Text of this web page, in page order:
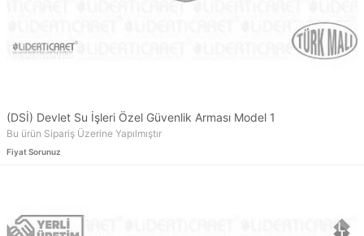
(DSİ) Devlet Su İşleri Özel Güvenlik Arması Model 1
Bu ürün Sipariş Üzerine Yapılmıştır
Fiyat Sorunuz